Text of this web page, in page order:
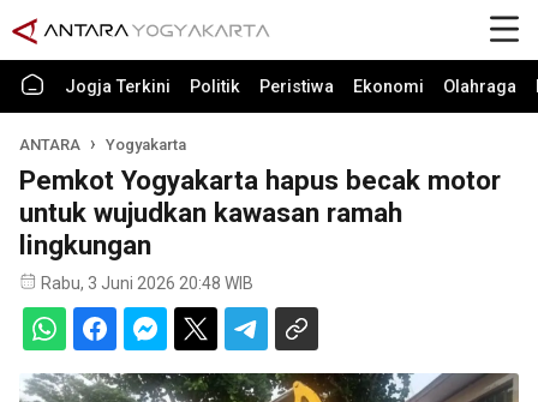
Jogja Terkini Politik Peristiwa Ekonomi Olahraga
ANTARA Yogyakarta
Pemkot Yogyakarta hapus becak motor
untuk wujudkan kawasan ramah
lingkungan
Rabu, 3 Juni 2026 20:48 WIB